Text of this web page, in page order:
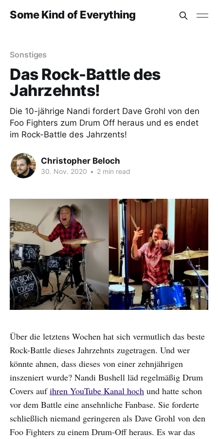
Some Kind of Everything
Sonstiges
Das Rock-Battle des
Jahrzehnts!
Die 10-jährige Nandi fordert Dave Grohl von den
Foo Fighters zum Drum Off heraus und es endet
im Rock-Battle des Jahrzents!
Christopher Beloch
30. Nov. 2020 • 2 min read
Über die letztens Wochen hat sich vermutlich das beste
Rock-Battle dieses Jahrzehnts zugetragen. Und wer
könnte ahnen, dass dieses von einer zehnjährigen
inszeniert wurde? Nandi Bushell läd regelmäßig Drum
Covers aufihren YouTube Kanal hoch und hatte schon
vor dem Battle eine ansehnliche Fanbase. Sie forderte
schließlich niemand geringeren als Dave Grohl von den
Foo Fighters zu einem Drum-Off heraus. Es war das